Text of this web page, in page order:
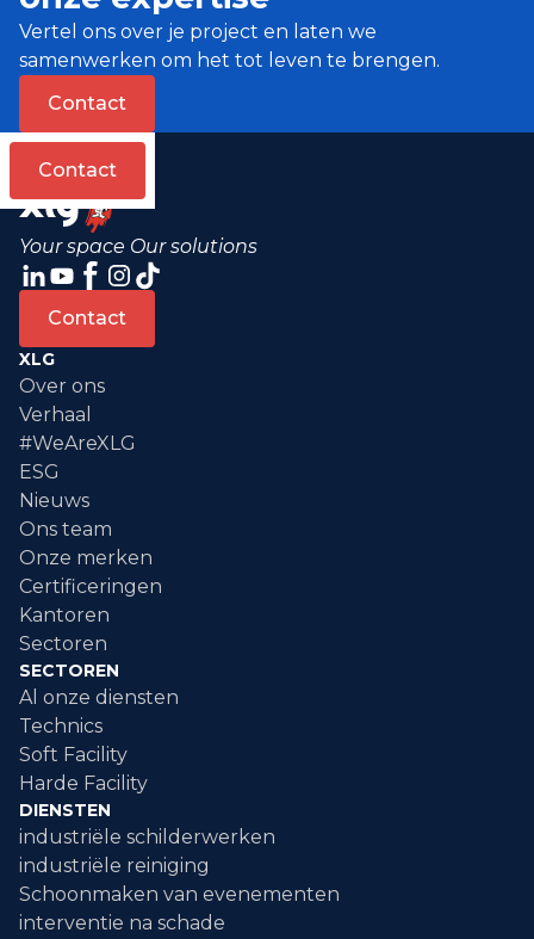
Vertel ons over je project en laten we
samenwerken om het tot leven te brengen.
Contact
Contact
Your space Our solutions
Contact
XLG
Over ons
Verhaal
#WeAreXLG
ESG
Nieuws
Ons team
Onze merken
Certificeringen
Kantoren
Sectoren
SECTOREN
Al onze diensten
Technics
Soft Facility
Harde Facility
DIENSTEN
industriële schilderwerken
industriële reiniging
Schoonmaken van evenementen
interventie na schade